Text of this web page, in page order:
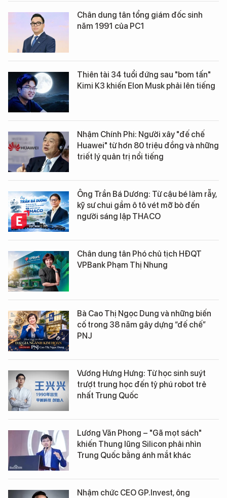
Chân dung tân tổng giám đốc sinh
năm 1991 của PC1
Thiên tài 34 tuổi đứng sau "bom tấn"
Kimi K3 khiến Elon Musk phải lên tiếng
Nhậm Chính Phi: Người xây "đế chế
Huawei" từ hơn 80 triệu đồng và những
triết lý quản trị nổi tiếng
Ông Trần Bá Dương: Từ cậu bé làm rẫy,
kỹ sư chui gầm ô tô vét mỡ bò đến
người sáng lập THACO
Chân dung tân Phó chủ tịch HĐQT
VPBank Phạm Thị Nhung
Bà Cao Thị Ngọc Dung và những biến
cố trong 38 năm gây dựng “đế chế”
PNJ
Vương Hưng Hưng: Từ học sinh suýt
trượt trung học đến tỷ phú robot trẻ
nhất Trung Quốc
Lương Văn Phong – "Gã mọt sách"
khiến Thung lũng Silicon phải nhìn
Trung Quốc bằng ánh mắt khác
Nhậm chức CEO GP.Invest, ông